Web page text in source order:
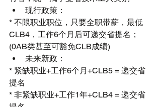
现行政策：
* 不限职业职位，只要全职带薪，最低
CLB4，工作6个月后可递交省提名；
(0AB类甚至可豁免CLB成绩)
未来新政：
* 紧缺职业+工作6个月+CLB5 = 递交省
提名
* 非紧缺职业+工作1年+CLB4 = 递交省